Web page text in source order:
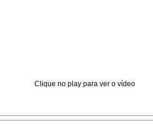
Clique no play para ver o vídeo